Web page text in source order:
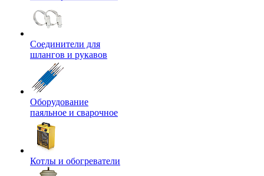
Соединители для
шлангов и рукавов
Оборудование
паяльное и сварочное
Котлы и обогреватели